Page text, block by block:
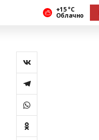
+15 °С
Облачно